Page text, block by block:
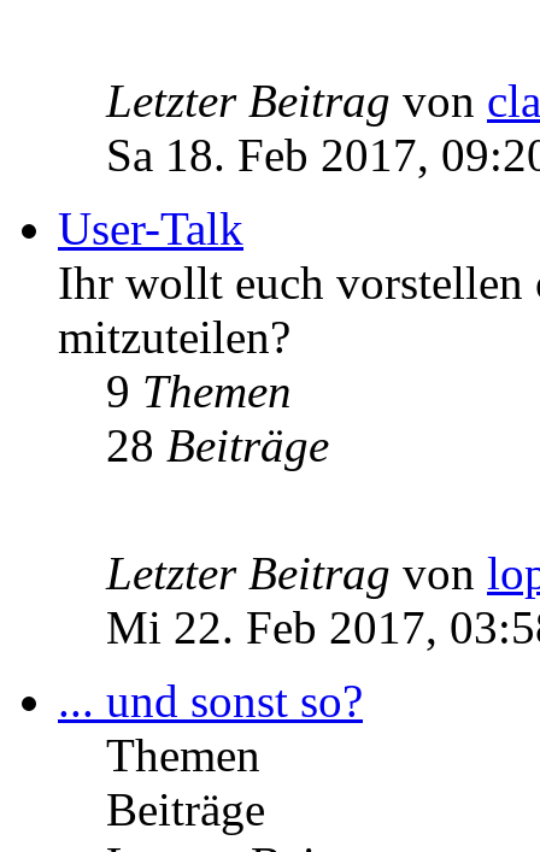
Letzter Beitrag von
Sa 18. Feb 2017,
User-Talk
Ihr wollt euch vorstellen
mitzuteilen?
9 Themen
28 Beiträge
Letzter Beitrag von
Mi 22. Feb 2017,
... und sonst so?
Themen
Beiträge